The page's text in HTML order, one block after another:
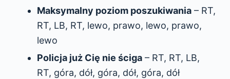
Maksymalny poziom poszukiwania– RT,
RT, LB, RT, lewo, prawo, lewo, prawo,
lewo
Policja już Cię nie ściga– RT, RT, LB,
RT, góra, dół, góra, dół, góra, dół